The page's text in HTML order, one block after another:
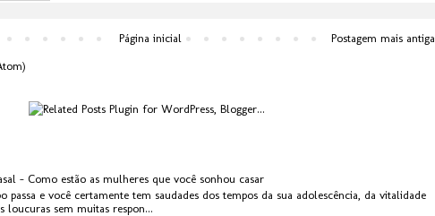
Postagem mais antiga
Página inicial
- Como estão as mulheres que você sonhou casar
passa e você certamente tem saudades dos tempos da sua adolescência, da vitalidade
loucuras sem muitas respon...